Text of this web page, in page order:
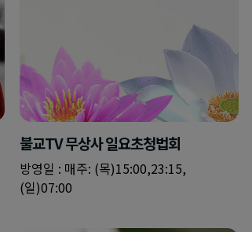
불교TV 무상사 일요초청법회
방영일 : 매주: (목)15:00,23:15,
(일)07:00